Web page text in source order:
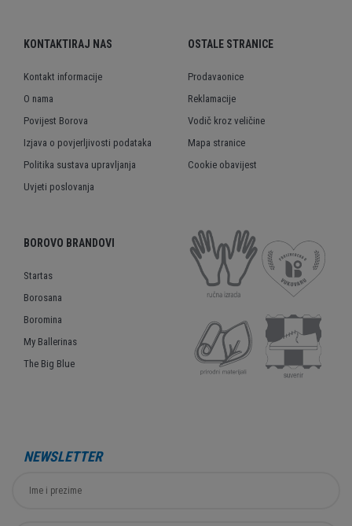
KONTAKTIRAJ NAS
Kontakt informacije
O nama
Povijest Borova
Izjava o povjerljivosti podataka
Politika sustava upravljanja
Uvjeti poslovanja
OSTALE STRANICE
Prodavaonice
Reklamacije
Vodič kroz veličine
Mapa stranice
Cookie obavijest
BOROVO BRANDOVI
Startas
Borosana
Boromina
My Ballerinas
The Big Blue
NEWSLETTER